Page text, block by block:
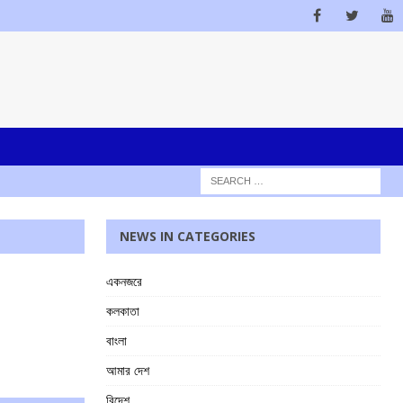
NEWS IN CATEGORIES
একনজরে
কলকাতা
বাংলা
আমার দেশ